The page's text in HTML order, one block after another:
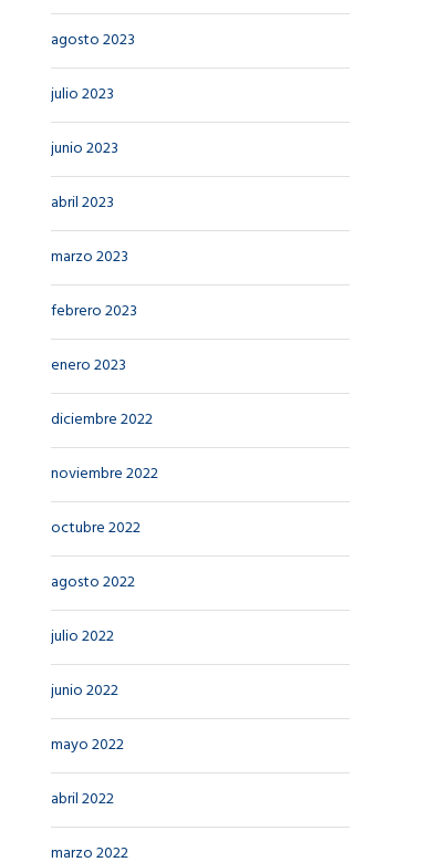
agosto 2023
julio 2023
junio 2023
abril 2023
marzo 2023
febrero 2023
enero 2023
diciembre 2022
noviembre 2022
octubre 2022
agosto 2022
julio 2022
junio 2022
mayo 2022
abril 2022
marzo 2022